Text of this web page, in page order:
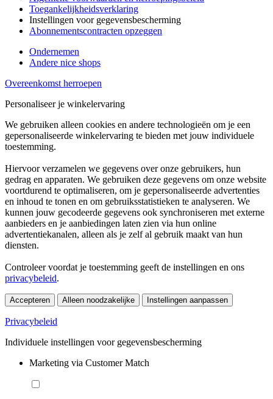
Toegankelijkheidsverklaring
Instellingen voor gegevensbescherming
Abonnementscontracten opzeggen
Ondernemen
Andere nice shops
Overeenkomst herroepen
Personaliseer je winkelervaring
We gebruiken alleen cookies en andere technologieën om je een
gepersonaliseerde winkelervaring te bieden met jouw individuele
toestemming.
Hiervoor verzamelen we gegevens over onze gebruikers, hun
gedrag en apparaten. We gebruiken deze gegevens om onze website
voortdurend te optimaliseren, om je gepersonaliseerde advertenties
en inhoud te tonen en om gebruiksstatistieken te analyseren. We
kunnen jouw gecodeerde gegevens ook synchroniseren met externe
aanbieders en je aanbiedingen laten zien via hun online
advertentiekanalen, alleen als je zelf al gebruik maakt van hun
diensten.
Controleer voordat je toestemming geeft de instellingen en ons
privacybeleid.
Accepteren Alleen noodzakelijke Instellingen aanpassen
Privacybeleid
Individuele instellingen voor gegevensbescherming
Marketing via Customer Match